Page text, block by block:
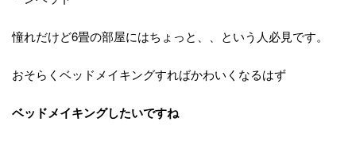
憧れだけど6畳の部屋にはちょっと、、という人必見です。
おそらくベッドメイキングすればかわいくなるはず
ベッドメイキングしたいですね